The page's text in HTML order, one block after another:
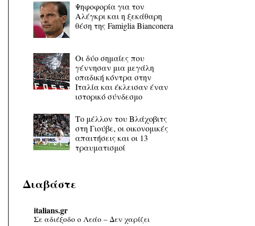
Ψηφοφορία για τον
Αλέγκρι και η ξεκάθαρη
θέση της Famiglia Bianconera
Οι δύο σημαίες που
γέννησαν μια μεγάλη
οπαδική κόντρα στην
Ιταλία και έκλεισαν έναν
ιστορικό σύνδεσμο
Το μέλλον του Βλάχοβιτς
στη Γιούβε, οι οικονομικές
απαιτήσεις και οι 13
τραυματισμοί
Διαβάστε
italians.gr
Σε αδιέξοδο ο Λεάο – Δεν χαρίζει